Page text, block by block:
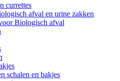
currettes
afval en urine zakken
Biologisch afval
schalen en bakjes